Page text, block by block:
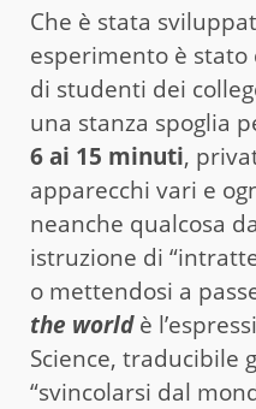
Che è stata
esperimento è
di studenti dei
una stanza spoglia
6 ai 15 minuti,
apparecchi vari e
neanche qualcosa
istruzione di
o mettendosi a
the worldè
Science, traducibile
“svincolarsi dal